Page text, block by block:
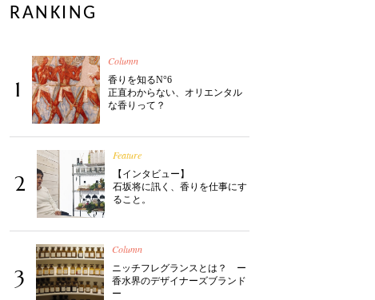
RANKING
1
Column
香りを知るN°6
正直わからない、オリエンタル
な香りって？
2
Feature
【インタビュー】
石坂将に訊く、香りを仕事にす
ること。
3
Column
ニッチフレグランスとは？ ー
香水界のデザイナーズブランド
ー